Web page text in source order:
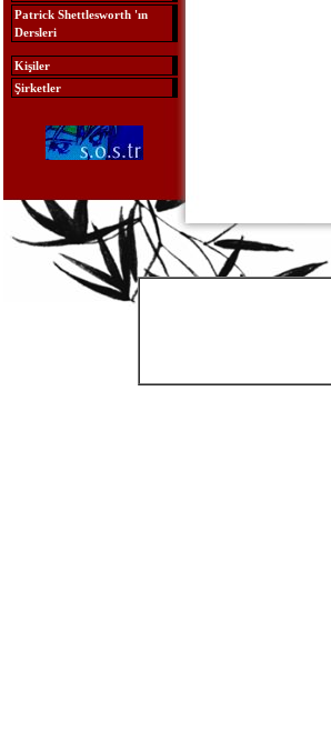
Patrick Shettlesworth 'ın
Dersleri
Kişiler
Şirketler